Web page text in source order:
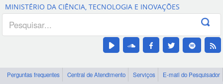
Canais
MINISTÉRIO DA CIÊNCIA, TECNOLOGIA E INOVAÇÕES
Perguntas frequentes Central de Atendimento Serviços
E-mail do Pesquisador